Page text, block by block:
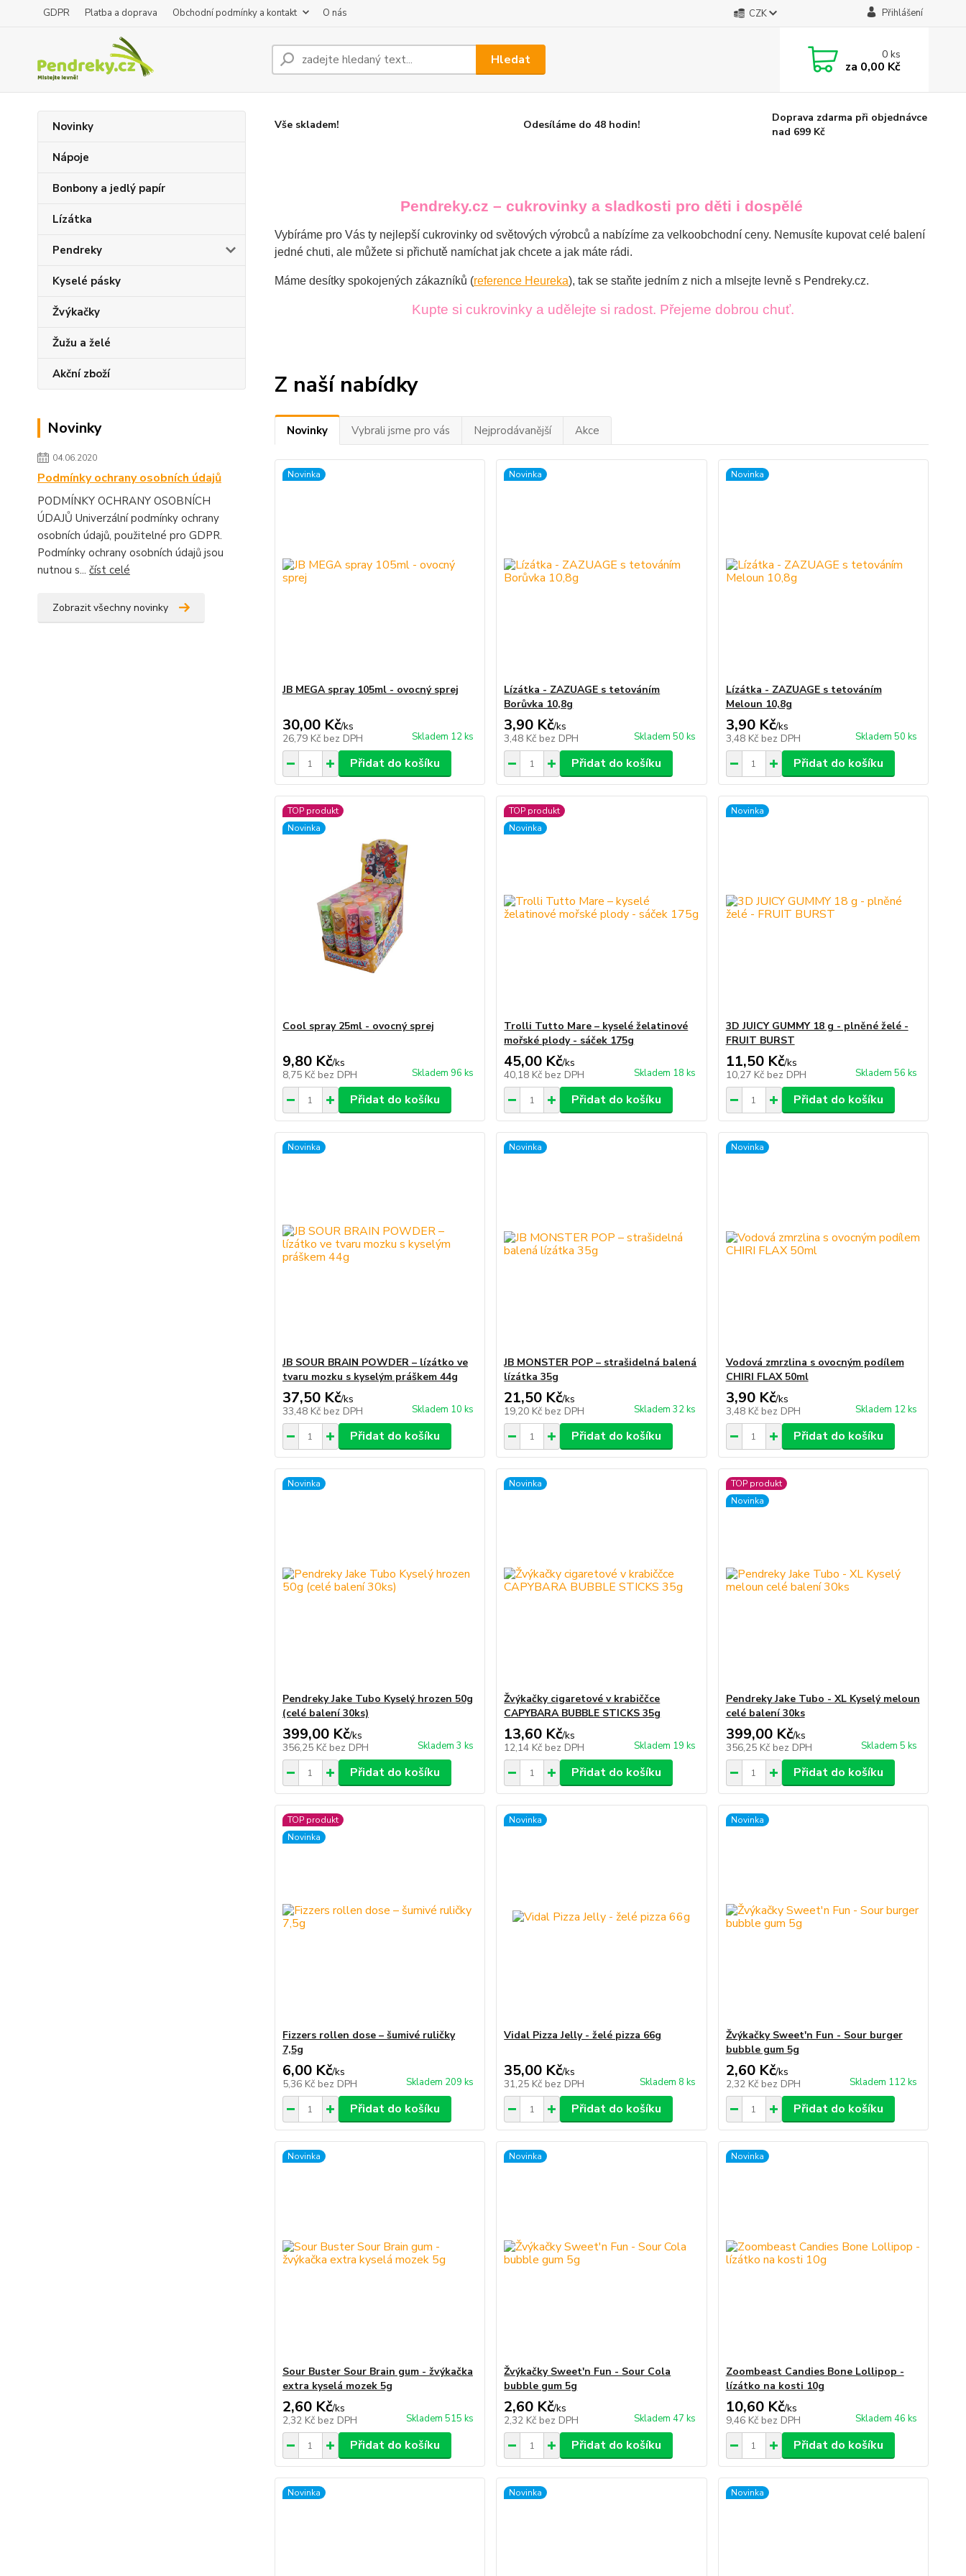
GDPR Platba a doprava Obchodní podmínky a kontakt O nás CZK Přihlášení
Hledat 0ks
za 0,00 Kč
Novinky
Nápoje
Bonbony a jedlý papír
Lízátka
Pendreky
Kyselé pásky
Žvýkačky
Žužu a želé
Akční zboží
Novinky
04.06.2020
Podmínky ochrany osobních údajů
PODMÍNKY OCHRANY OSOBNÍCH
ÚDAJŮ Univerzální podmínky ochrany
osobních údajů, použitelné pro GDPR.
Podmínky ochrany osobních údajů jsou
nutnou s... číst celé
Zobrazit všechny novinky
Vše skladem! Odesíláme do 48 hodin!
Doprava zdarma při objednávce
nad 699 Kč
Pendreky.cz – cukrovinky a sladkosti pro děti i dospělé
Vybíráme pro Vás ty nejlepší cukrovinky od světových výrobců a nabízíme za velkoobchodní ceny. Nemusíte kupovat celé balení
jedné chuti, ale můžete si přichutě namíchat jak chcete a jak máte rádi.
Máme desítky spokojených zákazníků (reference Heureka), tak se staňte jedním z nich a mlsejte levně s Pendreky.cz.
Kupte si cukrovinky a udělejte si radost. Přejeme dobrou chuť.
Z naší nabídky
Novinky Vybrali jsme pro vás Nejprodávanější Akce
Novinka
JB MEGA spray 105ml - ovocný sprej
30,00 Kč/ks
26,79 Kč bez DPH Skladem 12 ks
Přidat do košíku
Novinka
Lízátka - ZAZUAGE s tetováním
Borůvka 10,8g
3,90 Kč/ks
3,48 Kč bez DPH Skladem 50 ks
Přidat do košíku
Novinka
Lízátka - ZAZUAGE s tetováním
Meloun 10,8g
3,90 Kč/ks
3,48 Kč bez DPH Skladem 50 ks
Přidat do košíku
TOP produkt
Novinka
Cool spray 25ml - ovocný sprej
9,80 Kč/ks
8,75 Kč bez DPH Skladem 96 ks
Přidat do košíku
TOP produkt
Novinka
Trolli Tutto Mare – kyselé želatinové
mořské plody - sáček 175g
45,00 Kč/ks
40,18 Kč bez DPH Skladem 18 ks
Přidat do košíku
Novinka
3D JUICY GUMMY 18 g - plněné želé -
FRUIT BURST
11,50 Kč/ks
10,27 Kč bez DPH Skladem 56 ks
Přidat do košíku
Novinka
JB SOUR BRAIN POWDER – lízátko ve
tvaru mozku s kyselým práškem 44g
37,50 Kč/ks
33,48 Kč bez DPH Skladem 10 ks
Přidat do košíku
Novinka
JB MONSTER POP – strašidelná balená
lízátka 35g
21,50 Kč/ks
19,20 Kč bez DPH Skladem 32 ks
Přidat do košíku
Novinka
Vodová zmrzlina s ovocným podílem
CHIRI FLAX 50ml
3,90 Kč/ks
3,48 Kč bez DPH Skladem 12 ks
Přidat do košíku
Novinka
Pendreky Jake Tubo Kyselý hrozen 50g
(celé balení 30ks)
399,00 Kč/ks
356,25 Kč bez DPH Skladem 3 ks
Přidat do košíku
Novinka
Žvýkačky cigaretové v krabiččce
CAPYBARA BUBBLE STICKS 35g
13,60 Kč/ks
12,14 Kč bez DPH Skladem 19 ks
Přidat do košíku
TOP produkt
Novinka
Pendreky Jake Tubo - XL Kyselý meloun
celé balení 30ks
399,00 Kč/ks
356,25 Kč bez DPH Skladem 5 ks
Přidat do košíku
TOP produkt
Novinka
Fizzers rollen dose – šumivé ruličky
7,5g
6,00 Kč/ks
5,36 Kč bez DPH Skladem 209 ks
Přidat do košíku
Novinka
Vidal Pizza Jelly - želé pizza 66g
35,00 Kč/ks
31,25 Kč bez DPH Skladem 8 ks
Přidat do košíku
Novinka
Žvýkačky Sweet'n Fun - Sour burger
bubble gum 5g
2,60 Kč/ks
2,32 Kč bez DPH Skladem 112 ks
Přidat do košíku
Novinka
Sour Buster Sour Brain gum - žvýkačka
extra kyselá mozek 5g
2,60 Kč/ks
2,32 Kč bez DPH Skladem 515 ks
Přidat do košíku
Novinka
Žvýkačky Sweet'n Fun - Sour Cola
bubble gum 5g
2,60 Kč/ks
2,32 Kč bez DPH Skladem 47 ks
Přidat do košíku
Novinka
Zoombeast Candies Bone Lollipop -
lízátko na kosti 10g
10,60 Kč/ks
9,46 Kč bez DPH Skladem 46 ks
Přidat do košíku
Novinka Novinka Novinka